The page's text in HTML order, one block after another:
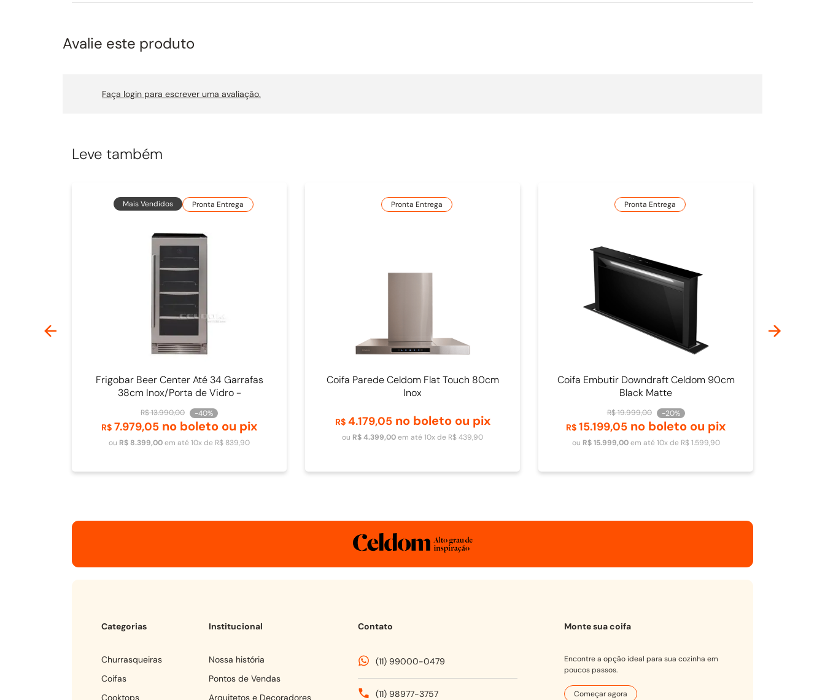
Avalie este produto
Faça login para escrever uma avaliação.
Leve também
Mais Vendidos Pronta Entrega
Frigobar Beer Center Até 34 Garrafas
38cm Inox/Porta de Vidro -
4093840009
R$13.990,00 -40%
R$ 7.979,05 no boleto ou pix
ou R$ 8.399,00em até10x de R$ 839,90
Adicionar ao carrinho
Pronta Entrega
Coifa Parede Celdom Flat Touch 80cm
Inox
R$ 4.179,05no boleto ou pix
ou R$4.399,00em até10x de R$439,90
Adicionar ao carrinho
Pronta Entrega
Coifa Embutir Downdraft Celdom 90cm
Black Matte
R$19.999,00 -20%
R$ 15.199,05 no boleto ou pix
ou R$ 15.999,00em até10x de R$ 1.599,90
Adicionar ao carrinho
Categorias
churrasqueiras
coifas
cooktops
Institucional
Nossa história
Pontos de Vendas
Arquitetos e Decoradores
Contato
(11) 99000-0479
(11) 98977-3757
Monte sua coifa
Encontre a opção ideal para sua cozinha em
poucos passos.
Começar agora